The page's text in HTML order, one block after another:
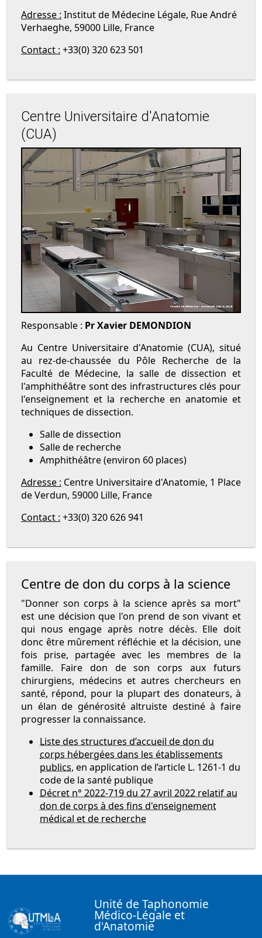
Adresse : Institut de Médecine Légale, Rue André
Verhaeghe​, 590​00 Lille, France
Contact : +33(0) 320 623 501
Centre Universitaire d'Anatomie
(CUA)
Responsable : Pr Xavier DEMONDION
Au Centre Universitaire d'Anatomie (CUA), situé
au rez-de-chaussée du Pôle Recherche de la
Faculté de Médecine, la salle de dissection et
l'amphithéâtre sont des infrastructures clés pour
l'enseignement et la recherche en anatomie et
techniques de dissection.
Salle de dissection
Salle de recherche
Amphithéâtre (environ 60 places)
Adresse : Centre Universitaire d'Anatomie, 1 Place
de Verdun, 59000 Lille, France
Contact : +33(0) 320 626 941
Centre de don du corps à la science
"Donner son corps à la science après sa mort"
est une décision que l'on prend de son vivant et
qui nous engage après notre décès. Elle doit
donc être mûrement réfléchie et la décision, une
fois prise, partagée avec les membres de la
famille. Faire don de son corps aux futurs
chirurgiens, médecins et autres chercheurs en
santé, répond, pour la plupart des donateurs, à
un élan de générosité altruiste destiné à faire
progresser la connaissance.
Liste des structures d’accueil de don du
corps hébergées dans les établissements
publics, en application de l’article L. 1261-1 du
code de la santé publique
Décret n° 2022-719 du 27 avril 2022 relatif au
don de corps à des fins d'enseignement
médical et de recherche
Unité de Taphonomie
Médico-Légale et
d'Anatomie